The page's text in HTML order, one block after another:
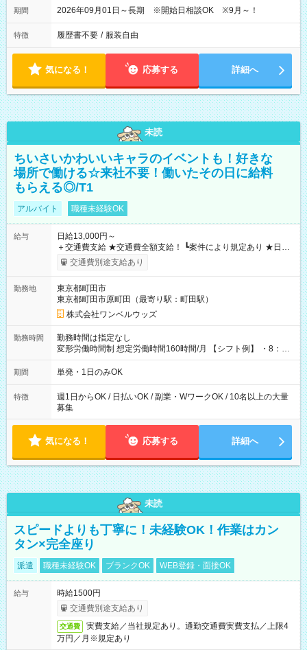
期間 2026年09月01日～長期 ※開始日相談OK ※9月～！
特徴 履歴書不要 / 服装自由
気になる！ 応募する 詳細へ
未読
ちいさいかわいいキャラのイベントも！好きな
場所で働ける☆来社不要！働いたその日に給料
もらえる◎/T1
アルバイト 職種未経験OK
給与
日給13,000円～
＋交通費支給 ★交通費全額支給！ ┗案件により規定あり ★日払
いOK！（規定あり） ┗働いたその日に現金GET♪ お仕事後はコ
ンビニATMから 日払い分を引き落とせます！ 【試用期間】試
交通費別途支給あり
勤務地
東京都町田市
東京都町田市原町田（最寄り駅：町田駅）
株式会社ワンベルウッズ
勤務時間
勤務時間は指定なし
変形労働時間制 想定労働時間160時間/月 【シフト例】 ・8：00
～21：00
期間 単発・1日のみOK
特徴
週1日からOK / 日払いOK / 副業・WワークOK / 10名以上の大量
募集
気になる！ 応募する 詳細へ
未読
スピードよりも丁寧に！未経験OK！作業はカン
タン×完全座り
派遣 職種未経験OK ブランクOK WEB登録・面接OK
給与
時給1500円
交通費別途支給あり
交通費
実費支給／当社規定あり。通勤交通費実費支払／上限4
万円／月※規定あり